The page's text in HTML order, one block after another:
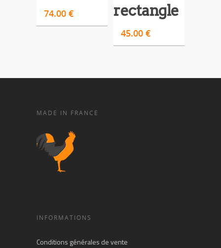
74.00 €
rectangle
45.00 €
MADE IN FRANCE
INFORMATIONS
Conditions générales de vente